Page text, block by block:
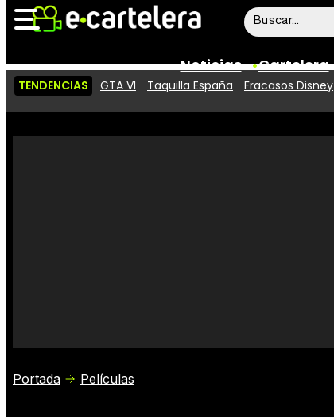
Noticias Cartelera
Vídeos
Taquilla
TENDENCIAS GTA VI Taquilla España Fracasos Disney
Portada Películas